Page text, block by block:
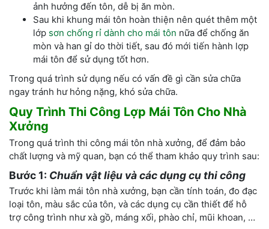
ảnh hưởng đến tôn, dễ bị ăn mòn.
Sau khi khung mái tôn hoàn thiện nên quét thêm một
lớp sơn chống rỉ dành cho mái tôn nữa để chống ăn
mòn và han gỉ do thời tiết, sau đó mới tiến hành lợp
mái tôn để sử dụng tốt hơn.
Trong quá trình sử dụng nếu có vấn đề gì cần sửa chữa
ngay tránh hư hỏng nặng, khó sửa chữa.
Quy Trình Thi Công Lợp Mái Tôn Cho Nhà
Xưởng
Trong quá trình thi công mái tôn nhà xưởng, để đảm bảo
chất lượng và mỹ quan, bạn có thể tham khảo quy trình sau:
Bước 1: Chuẩn vật liệu và các dụng cụ thi công
Trước khi làm mái tôn nhà xưởng, bạn cần tính toán, đo đạc
loại tôn, màu sắc của tôn, và các dụng cụ cần thiết để hỗ
trợ công trình như xà gồ, máng xối, phào chỉ, mũi khoan, …